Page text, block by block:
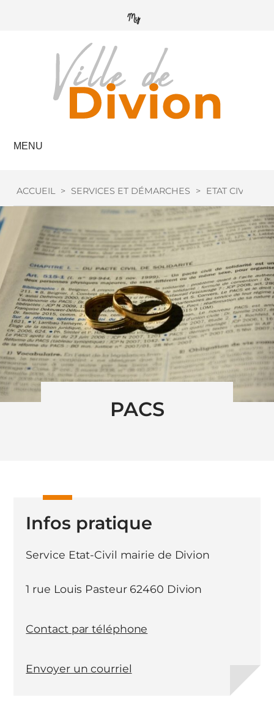
MENU
ACCUEIL > SERVICES ET DÉMARCHES > ETAT CIVIL
PACS
Infos pratique
Service Etat-Civil mairie de Divion
1 rue Louis Pasteur 62460 Divion
Contact par téléphone
Envoyer un courriel